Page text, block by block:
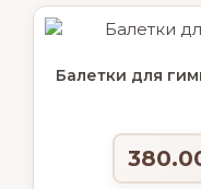
Балетки для